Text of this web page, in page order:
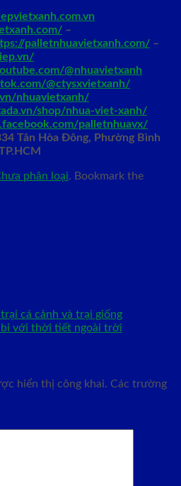
–
palletnhuavietxanh.com/ –
@nhuavietxanh
@ctysxvietxanh/
nhuavietxanh/
shop/nhua-viet-xanh/
palletnhuavx/
Tân Hòa Đông, Phường Bình
phân loại. Bookmark the
cá cảnh và trại giống
với thời tiết ngoài trời
hiển thị công khai. Các trường